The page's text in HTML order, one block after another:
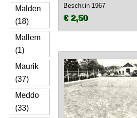
Malden
(18)
Mallem
(1)
Maurik
(37)
Meddo
(33)
Beschr.in 1967
€ 2,50